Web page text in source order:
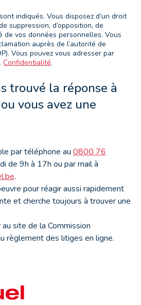
indiqués. Vous disposez d’un droit
suppression, d’opposition, de
vos données personnelles. Vous
auprès de l’autorité de
Vous pouvez vous adresser par
. Confidentialité.
trouvé la réponse à
vous avez une
par téléphone au 0800 76
de 9h à 17h ou par mail à
.
pour réagir aussi rapidement
et cherche toujours à trouver une
site de la Commission
règlement des litiges en ligne.